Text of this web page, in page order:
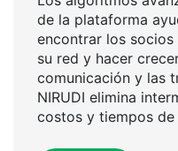
de la plataforma
encontrar los
su red y hacer
comunicación y las
NIRUDI elimina
costos y tiempos de